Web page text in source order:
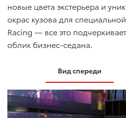
новые цвета экстерьера и
окрас кузова для
Racing — все это
облик бизнес-седана.
Вид спереди